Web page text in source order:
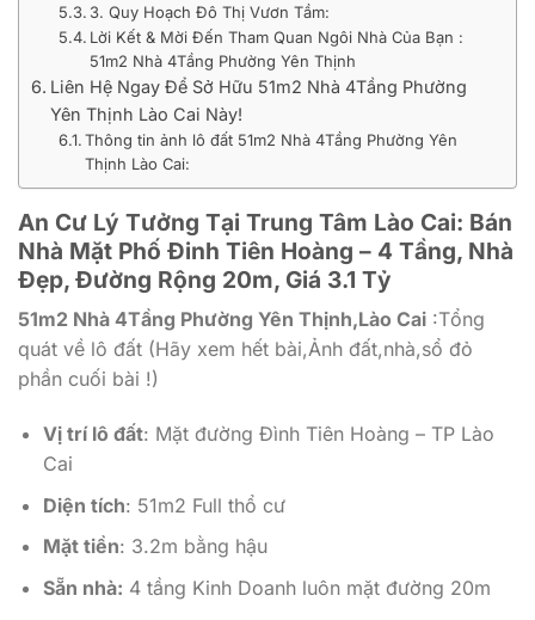
3. Quy Hoạch Đô Thị Vươn Tầm:
Lời Kết & Mời Đến Tham Quan Ngôi Nhà Của Bạn :
51m2 Nhà 4Tầng Phường Yên Thịnh
Liên Hệ Ngay Để Sở Hữu 51m2 Nhà 4Tầng Phường
Yên Thịnh Lào Cai Này!
Thông tin ảnh lô đất 51m2 Nhà 4Tầng Phường Yên
Thịnh Lào Cai:
An Cư Lý Tưởng Tại Trung Tâm Lào Cai: Bán
Nhà Mặt Phố Đinh Tiên Hoàng – 4 Tầng, Nhà
Đẹp, Đường Rộng 20m, Giá 3.1 Tỷ
51m2 Nhà 4Tầng Phường Yên Thịnh,Lào Cai :Tổng
quát về lô đất (Hãy xem hết bài,Ảnh đất,nhà,sổ đỏ
phần cuối bài !)
Vị trí lô đất: Mặt đường Đình Tiên Hoàng – TP Lào
Cai
Diện tích: 51m2 Full thổ cư
Mặt tiền: 3.2m bằng hậu
Sẵn nhà: 4 tầng Kinh Doanh luôn mặt đường 20m